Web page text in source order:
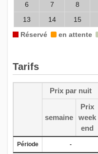
6
7 8
13
14 15
20
21 22
Lun Mar
11
Réservé en attente
Tarifs
Prix par nuit
semaine
Prix
week
end
Période -